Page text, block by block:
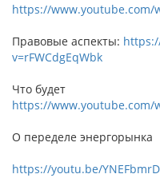
https://www.youtube.com/
Правовые аспекты:
v=rFWCdgEqWbk
Что будет
https://www.youtube.com/
О переделе энергорынка
https://youtu.be/